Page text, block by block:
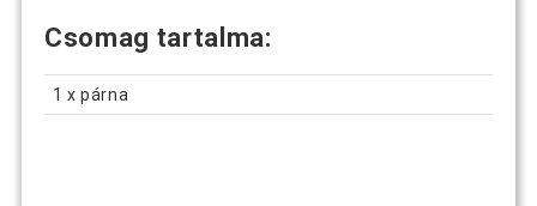
Csomag tartalma:
1 x párna